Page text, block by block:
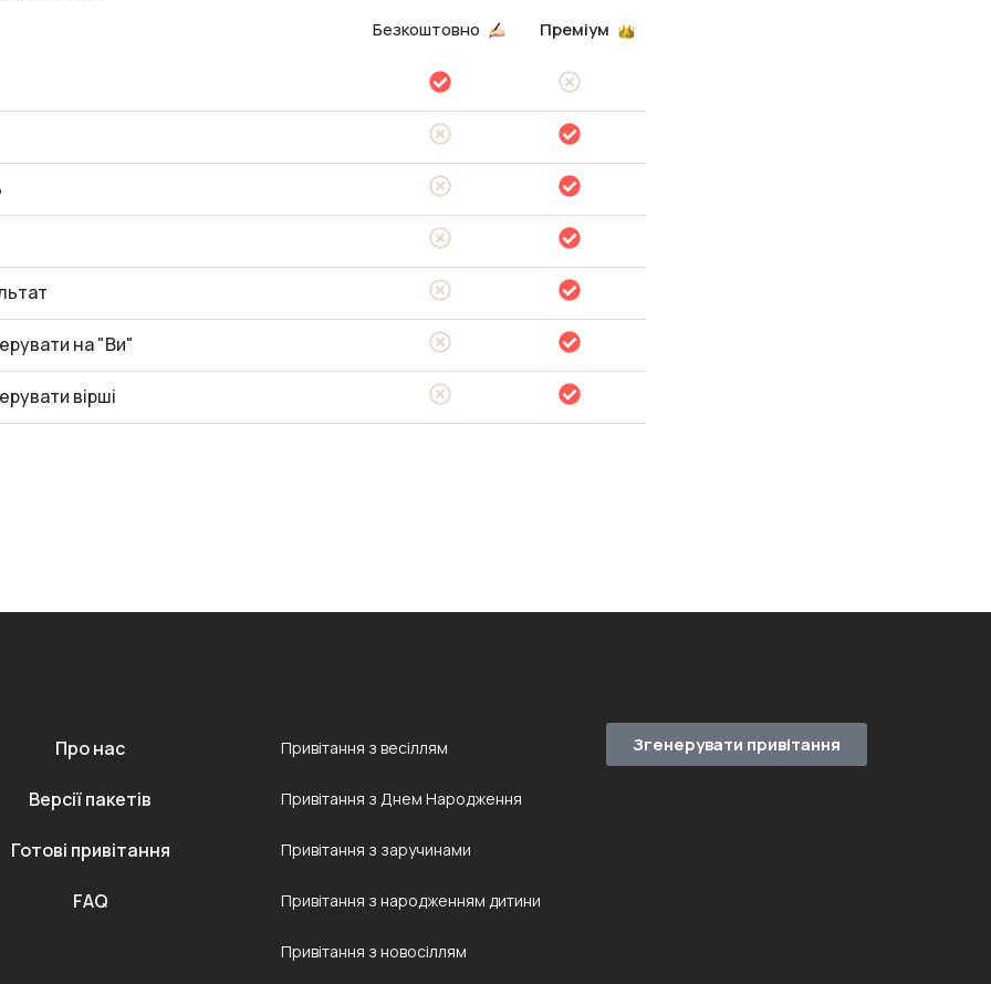
Безкоштовно Преміум
на "Ви"
вірші
Про нас
Версії пакетів
Готові привітання
FAQ
Привітання з весіллям
Привітання з Днем Народження
Привітання з заручинами
Привітання з народженням дитини
Привітання з новосіллям
Згенерувати привітання